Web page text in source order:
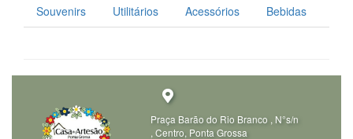
Souvenirs Utilitários Acessórios Bebidas
Praça Barão do Rio Branco , N°s/n
, Centro, Ponta Grossa